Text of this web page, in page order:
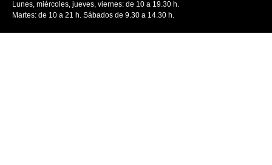
Lunes, miércoles, jueves, viernes: de 10 a 19.30 h.
Martes: de 10 a 21 h. Sábados de 9.30 a 14.30 h.